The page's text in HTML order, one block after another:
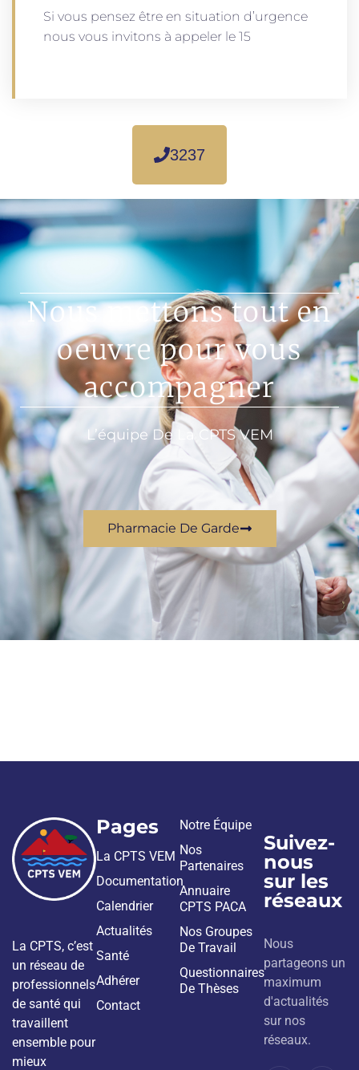
Si vous pensez être en situation d’urgence
nous vous invitons à appeler le 15
3237
Nous mettons tout en
oeuvre pour vous
accompagner
L’équipe De La CPTS VEM
Pharmacie De Garde
La CPTS, c’est
un réseau de
professionnels
de santé qui
travaillent
ensemble pour
mieux
Pages
La CPTS VEM
Documentation
Calendrier
Actualités
Santé
Adhérer
Contact
Notre Équipe
Nos
Partenaires
Annuaire
CPTS PACA
Nos Groupes
De Travail
Questionnaires
De Thèses
Suivez-
nous
sur les
réseaux
Nous
partageons un
maximum
d'actualités
sur nos
réseaux.